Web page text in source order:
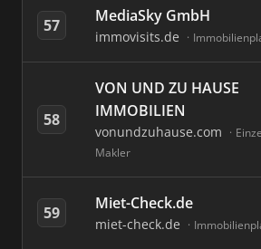
57 MediaSky GmbH
immovisits.de
58
VON UND ZU HAUSE
IMMOBILIEN
vonundzuhause.com
Makler
59 Miet-Check.de
miet-check.de